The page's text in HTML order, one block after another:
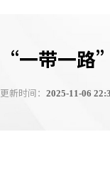
“一带一路
更新时间：2025-11-06